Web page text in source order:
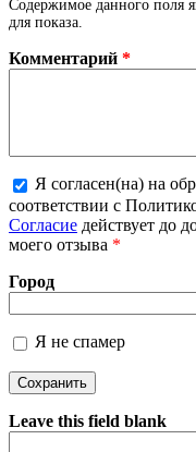
Содержимое данного поля
для показа.
Комментарий *
Более подробная
Я согласен(на) на
соответствии с
Согласие действует до
моего отзыва *
Город
Я не спамер
Я спамер
Leave this field blank